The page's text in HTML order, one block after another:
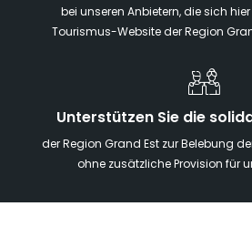
bei unseren Anbietern, die sich
Tourismus-Website der Region
Unterstützen Sie die
der Region Grand Est zur Belebung
ohne zusätzliche Provision für